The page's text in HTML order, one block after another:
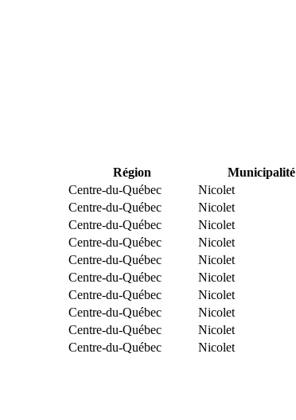
Région Municipalité
Centre-du-Québec
Nicolet
Centre-du-Québec
Nicolet
Centre-du-Québec
Nicolet
Centre-du-Québec
Nicolet
Centre-du-Québec
Nicolet
Centre-du-Québec
Nicolet
Centre-du-Québec
Nicolet
Centre-du-Québec
Nicolet
Centre-du-Québec
Nicolet
Centre-du-Québec Nicolet